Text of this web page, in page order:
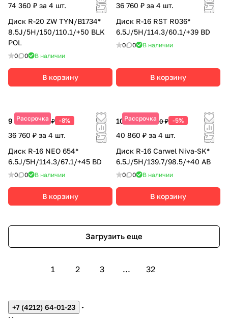
74 360 ₽ за 4 шт.
Диск R-20 ZW TYN/B1734*
8.5J/5H/150/110.1/+50 BLK
POL
0 0 В наличии
В корзину
36 760 ₽ за 4 шт.
Диск R-16 RST R036*
6.5J/5H/114.3/60.1/+39 BD
0 0 В наличии
В корзину
Рассрочка
9 190 ₽9 990 ₽ -8%
36 760 ₽ за 4 шт.
Диск R-16 NEO 654*
6.5J/5H/114.3/67.1/+45 BD
0 0 В наличии
В корзину
Рассрочка
10 215 ₽10 750 ₽ -5%
40 860 ₽ за 4 шт.
Диск R-16 Carwel Niva-SK*
6.5J/5H/139.7/98.5/+40 AB
0 0 В наличии
В корзину
Загрузить еще
1 2 3 ... 32
+7 (4212) 64-01-23